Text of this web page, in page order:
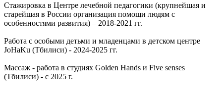
Стажировка в Центре лечебной педагогики (крупнейшая и
старейшая в России организация помощи людям с
особенностями развития) – 2018-2021 гг.
Работа с особыми детьми и младенцами в детском центре
JoHaKu (Тбилиси) - 2024-2025 гг.
Массаж - работа в студиях Golden Hands и Five senses
(Тбилиси) - с 2025 г.